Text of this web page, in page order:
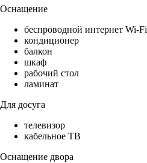
Оснащение
беспроводной интернет Wi-Fi
кондиционер
балкон
шкаф
рабочий стол
ламинат
Для досуга
телевизор
кабельное ТВ
Оснащение двора